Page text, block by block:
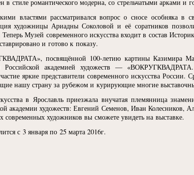
в стиле романтического модерна, со стрельчатыми арками и
властями рассматривался вопрос о сносе особняка в
художницы Ариадны Соколовой и её соратников
Музей современного искусства входит в состав
и готово к показу.
посвящённой 100-летию картины Казимира
Российской академией художеств — «ВОКРУГКВАДРАТА.
яркие представители современного искусства России.
нашу страну за рубежом и курирующие многие
в Ярославль приезжала внучатая племянница
академии художеств: Евгений Семенов, Иван Колесников,
художников вы сможете увидеть на выставке.
с 3 января по 25 марта 2016г.